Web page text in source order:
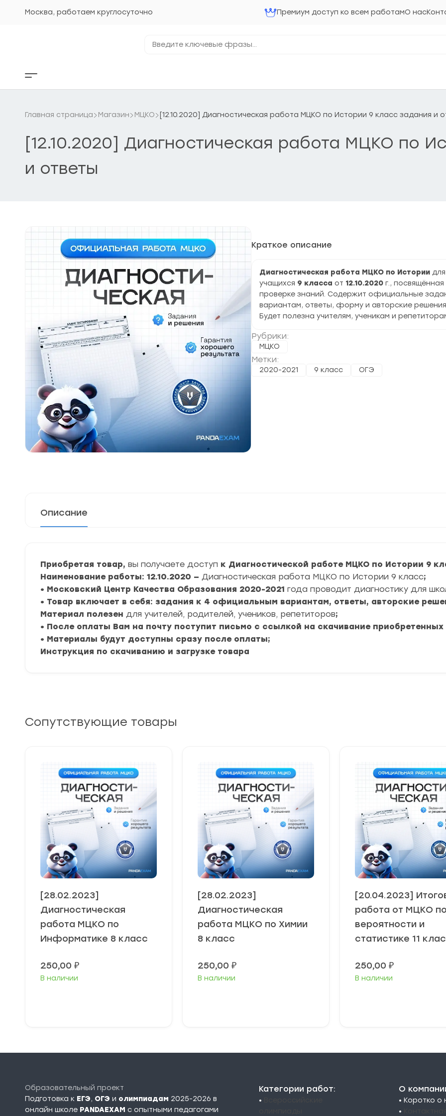
Москва, работаем круглосуточно Премиум доступ ко всем работамО нас
ключевые
Кнопка
бокового
Главная страница Магазин МЦКО [12.10.2020] Диагностическая работа МЦКО по Истории 9 класс задания и
[12.10.2020] Диагностическая работа МЦКО по
и ответы
Краткое описание
Диагностическая работа МЦКО по Истории для
учащихся 9 класса от 12.10.2020 г., посвящённая
проверке знаний. Содержит официальные
вариантам, ответы, форму и авторские
Будет полезна учителям, ученикам и
Рубрики:
МЦКО
Метки:
2020-2021 9 класс ОГЭ
Описание
Приобретая товар, вы получаете доступ к Диагностической работе МЦКО по Истории 9
Наименование работы: 12.10.2020 — Диагностическая работа МЦКО по Истории 9 класс;
• Московский Центр Качества Образования 2020-2021 года проводит диагностику для
• Товар включает в себя: задания к 4 официальным вариантам, ответы, авторские
Материал полезен для учителей, родителей, учеников, репетиторов;
• После оплаты Вам на почту поступит письмо с ссылкой на скачивание приобретенных
• Материалы будут доступны сразу после оплаты;
Инструкция по скачиванию и загрузке товара
Сопутствующие товары
[28.02.2023]
Диагностическая
работа МЦКО по
Информатике 8 класс
250,00 ₽
В наличии
[28.02.2023]
Диагностическая
работа МЦКО по Химии
8 класс
250,00 ₽
В наличии
[20.04.2023]
работа от МЦКО по
вероятности и
статистике 11
250,00 ₽
В наличии
Образовательный проект
Подготовка к ЕГЭ, ОГЭ и олимпиадам 2025-2026 в
онлайн школе PANDAEXAM c опытными педагогами
Категории работ:
•
О
• Коротко о
•